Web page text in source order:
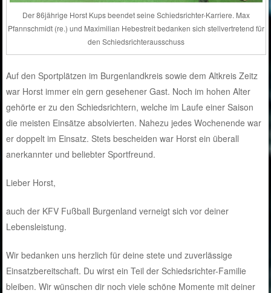
Der 86jährige Horst Kups beendet seine Schiedsrichter-Karriere. Max
Pfannschmidt (re.) und Maximilian Hebestreit bedanken sich stellvertretend für
den Schiedsrichterausschuss
Auf den Sportplätzen im Burgenlandkreis sowie dem Altkreis Zeitz
war Horst immer ein gern gesehener Gast. Noch im hohen Alter
gehörte er zu den Schiedsrichtern, welche im Laufe einer Saison
die meisten Einsätze absolvierten. Nahezu jedes Wochenende war
er doppelt im Einsatz. Stets bescheiden war Horst ein überall
anerkannter und beliebter Sportfreund.
Lieber Horst,
auch der KFV Fußball Burgenland verneigt sich vor deiner
Lebensleistung.
Wir bedanken uns herzlich für deine stete und zuverlässige
Einsatzbereitschaft. Du wirst ein Teil der Schiedsrichter-Familie
bleiben. Wir wünschen dir noch viele schöne Momente mit deiner